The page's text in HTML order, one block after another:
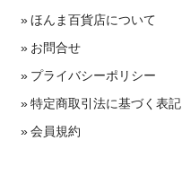
ほんま百貨店について
お問合せ
プライバシーポリシー
特定商取引法に基づく表記
会員規約